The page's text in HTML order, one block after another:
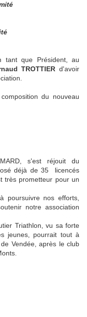
tant que Président, au
TROTTIER d'avoir
du nouveau
s'est réjouit du
déjà de 35 licencés
très prometteur pour un
poursuivre nos efforts,
notre association
Triathlon, vu sa forte
jeunes, pourrait tout à
Vendée, après le club